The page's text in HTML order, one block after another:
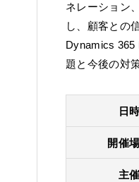
ネレーション
し、顧客との
Dynamics 365
題と今後の対
日
開催
主催